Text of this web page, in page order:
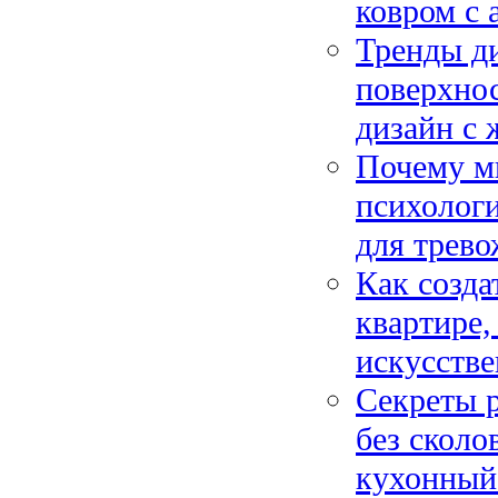
ковром с
Тренды
дизайн
Почему
для
Как
Секреты
без